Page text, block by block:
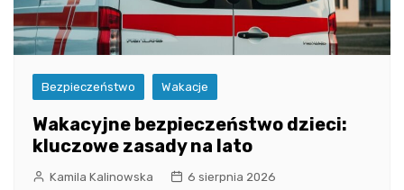
Bezpieczeństwo Wakacje
Wakacyjne bezpieczeństwo dzieci:
kluczowe zasady na lato
Kamila Kalinowska 6 sierpnia 2026